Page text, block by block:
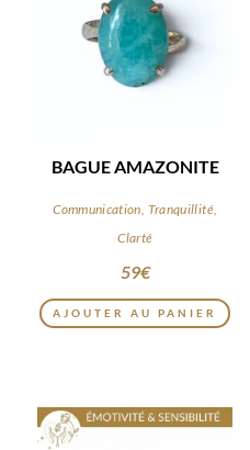
BAGUE AMAZONITE
Communication, Tranquillité,
Clarté
59€
AJOUTER AU PANIER